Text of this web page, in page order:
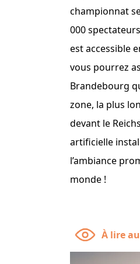
championnat
000
est accessible
vous pourrez
Brandebourg
zone, la plus
devant le
artificielle
l’ambiance
monde !